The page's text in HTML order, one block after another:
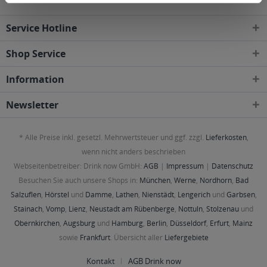
Service Hotline
Shop Service
Information
Newsletter
* Alle Preise inkl. gesetzl. Mehrwertsteuer und ggf. zzgl. Lieferkosten,
wenn nicht anders beschrieben
Webseitenbetreiber: Drink now GmbH: AGB | Impressum | Datenschutz
Besuchen Sie auch unsere Shops in: München, Werne, Nordhorn, Bad
Salzuflen, Hörstel und Damme, Lathen, Nienstädt, Lengerichund Garbsen,
Stainach, Vomp, Lienz, Neustadt am Rübenberge, Nottuln, Stolzenau und
Obernkirchen, Augsburg und Hamburg, Berlin, Düsseldorf, Erfurt, Mainz
sowie Frankfurt. Übersicht aller Liefergebiete
Kontakt AGB Drink now